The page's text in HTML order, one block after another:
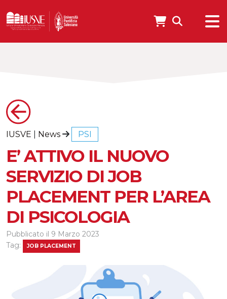
IUSVE News PSI
E’ ATTIVO IL NUOVO
SERVIZIO DI JOB
PLACEMENT PER L’AREA
DI PSICOLOGIA
Pubblicato il 9 Marzo 2023
Tag:
JOB PLACEMENT